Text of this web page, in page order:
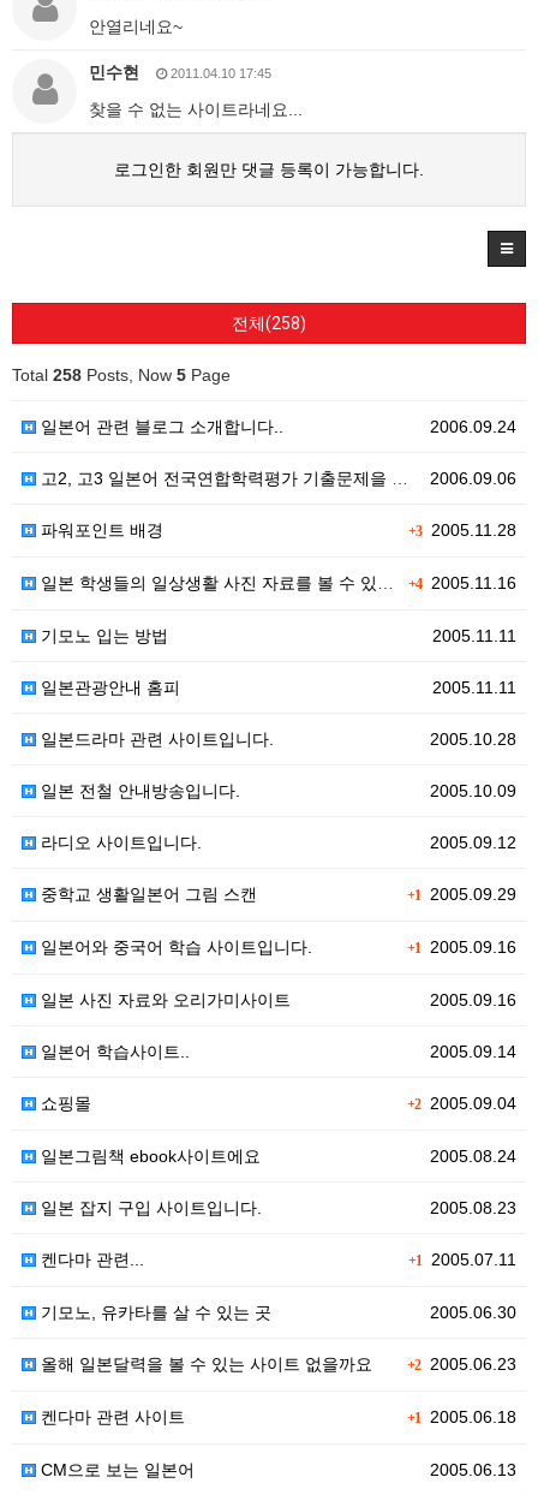
안열리네요~
민수현 2011.04.10 17:45
찾을 수 없는 사이트라네요...
로그인한 회원만 댓글 등록이 가능합니다.
전체(258)
Total 258 Posts, Now 5 Page
2006.09.24
일본어 관련 블로그 소개합니다..
2006.09.06
고2, 고3 일본어 전국연합학력평가 기출문제을 볼수 있…
+32005.11.28
파워포인트 배경
+42005.11.16
일본 학생들의 일상생활 사진 자료를 볼 수 있습니다
2005.11.11
기모노 입는 방법
2005.11.11
일본관광안내 홈피
2005.10.28
일본드라마 관련 사이트입니다.
2005.10.09
일본 전철 안내방송입니다.
2005.09.12
라디오 사이트입니다.
+1 2005.09.29
중학교 생활일본어 그림 스캔
+1 2005.09.16
일본어와 중국어 학습 사이트입니다.
2005.09.16
일본 사진 자료와 오리가미사이트
2005.09.14
일본어 학습사이트..
+22005.09.04
쇼핑몰
2005.08.24
일본그림책 ebook사이트에요
2005.08.23
일본 잡지 구입 사이트입니다.
+1 2005.07.11
켄다마 관련...
2005.06.30
기모노, 유카타를 살 수 있는 곳
+22005.06.23
올해 일본달력을 볼 수 있는 사이트 없을까요
+1 2005.06.18
켄다마 관련 사이트
2005.06.13
CM으로 보는 일본어